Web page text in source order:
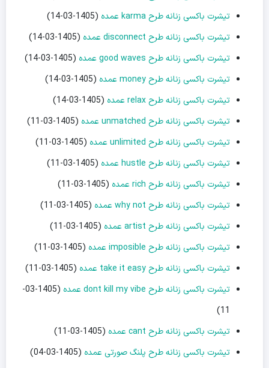
تیشرت باکسی زنانه طرح karma عمده
(1405-03-14)
تیشرت باکسی زنانه طرح disconnect عمده
(1405-03-14)
تیشرت باکسی زنانه طرح good waves عمده
(1405-03-14)
تیشرت باکسی زنانه طرح money عمده
(1405-03-14)
تیشرت باکسی زنانه طرح relax عمده
(1405-03-14)
تیشرت باکسی زنانه طرح unmatched عمده
(1405-03-11)
تیشرت باکسی زنانه طرح unlimited عمده
(1405-03-11)
تیشرت باکسی زنانه طرح hustle عمده
(1405-03-11)
تیشرت باکسی زنانه طرح rich عمده
(1405-03-11)
تیشرت باکسی زنانه طرح why not عمده
(1405-03-11)
تیشرت باکسی زنانه طرح artist عمده
(1405-03-11)
تیشرت باکسی زنانه طرح imposible عمده
(1405-03-11)
تیشرت باکسی زنانه طرح take it easy عمده
(1405-03-11)
تیشرت باکسی زنانه طرح dont kill my vibe عمده
(1405-03-
11)
تیشرت باکسی زنانه طرح cant عمده
(1405-03-11)
تیشرت باکسی زنانه طرح پلنگ صورتی عمده (1405-03-04)